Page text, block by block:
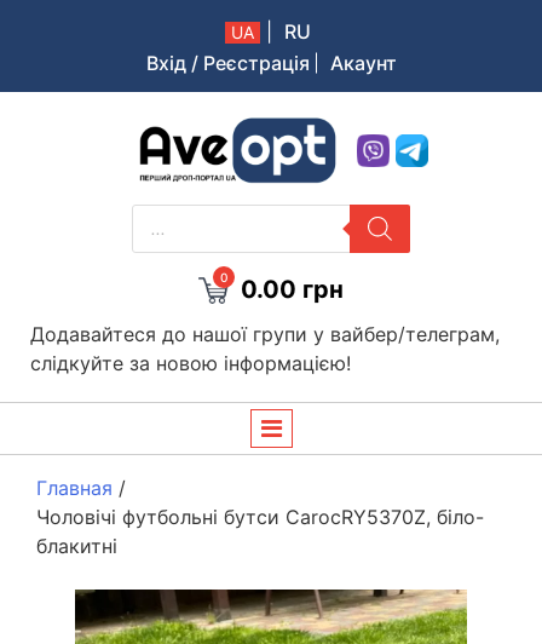
UA
RU
Вхід / Реєстрація
Акаунт
Aveopt – оптова дропшипінг платформа в Україні
PRODUCTS
SEARCH
0 0.00 грн
Додавайтеся до нашої групи у вайбер/телеграм,
слідкуйте за новою інформацією!
Главная /
Чоловічі футбольні бутси CarocRY5370Z, біло-
блакитні